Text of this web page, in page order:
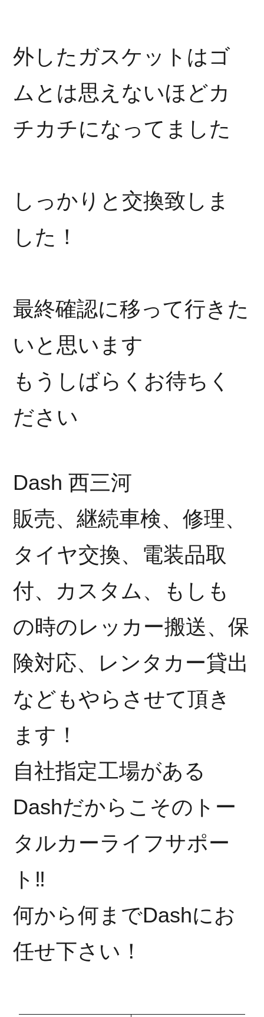
外したガスケットはゴ
ムとは思えないほどカ
チカチになってました
しっかりと交換致しま
した！
最終確認に移って行きた
いと思います
もうしばらくお待ちく
ださい
Dash 西三河
販売、継続車検、修理、
タイヤ交換、電装品取
付、カスタム、もしも
の時のレッカー搬送、保
険対応、レンタカー貸出
などもやらさせて頂き
ます！
自社指定工場がある
Dashだからこそのトー
タルカーライフサポー
ト‼︎
何から何までDashにお
任せ下さい！